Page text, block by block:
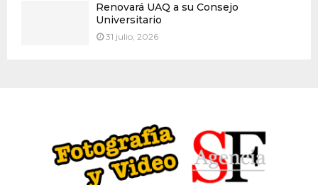
Renovará UAQ a su Consejo
Universitario
31 julio, 2026